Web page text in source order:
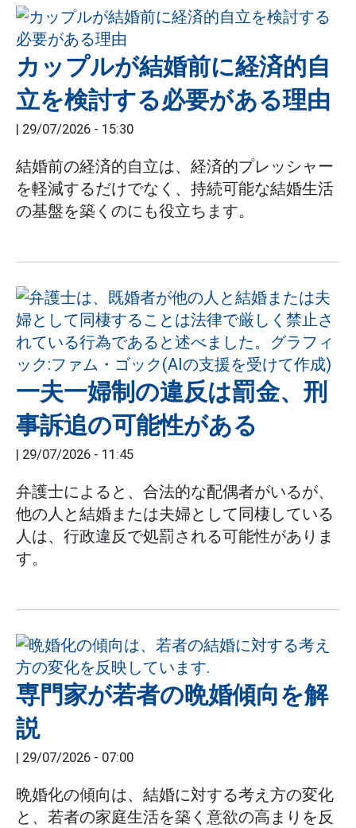
カップルが結婚前に経済的自
立を検討する必要がある理由
| 29/07/2026 - 15:30
結婚前の経済的自立は、経済的プレッシャー
を軽減するだけでなく、持続可能な結婚生活
の基盤を築くのにも役立ちます。
一夫一婦制の違反は罰金、刑
事訴追の可能性がある
| 29/07/2026 - 11:45
弁護士によると、合法的な配偶者がいるが、
他の人と結婚または夫婦として同棲している
人は、行政違反で処罰される可能性がありま
す。
専門家が若者の晩婚傾向を解
説
| 29/07/2026 - 07:00
晩婚化の傾向は、結婚に対する考え方の変化
と、若者の家庭生活を築く意欲の高まりを反